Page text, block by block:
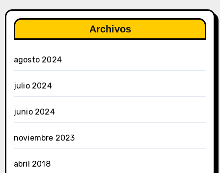
Archivos
agosto 2024
julio 2024
junio 2024
noviembre 2023
abril 2018